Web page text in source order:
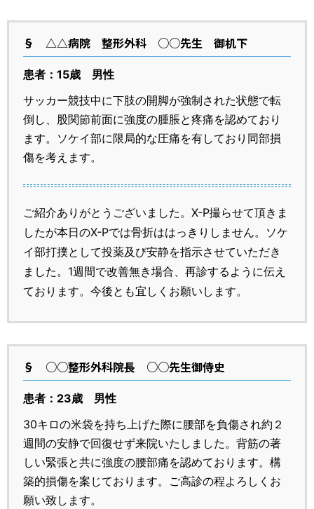
§ △△病院 整形外科 ○○先生 御机下
患者：15歳 男性
サッカー競技中に下肢の開脚が強制された状態で転
倒し、股関節前面に強度の腫脹と疼痛を認めており
ます。ソケイ部に限局的な圧痛を有しており同部損
傷を考えます。
ご紹介ありがとうございました。X-P撮らせて頂きま
したが本日のX-Pでは骨折ははっきりしません。ソケ
イ部打撲として投薬及び安静を指示させていただき
ました。1週間で改善無き場合、再診するように伝え
ております。今後とも宜しくお願いします。
§ ○○整形外科院長 ○○先生御侍史
患者：23歳 男性
30キロの米袋を持ち上げた際に腰部を負傷され約２
週間の安静で回復せず来院いたしました。背筋の著
しい緊張と共に強度の腰部痛を認めております。構
築的損傷を案じております。ご高診の程よろしくお
願い致します。